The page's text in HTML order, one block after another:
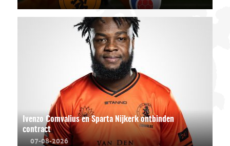
Ivenzo Comvalius en Sparta Nijkerk ontbinden
contract
07-08-2026